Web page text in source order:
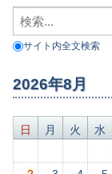
サイト内全文検索
2026年8月
日 月 火 水